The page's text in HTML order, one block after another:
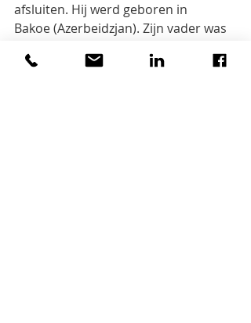
afsluiten. Hij werd geboren in
Bakoe (Azerbeidzjan). Zijn vader was
pianiste. In 1931 verhuisde het